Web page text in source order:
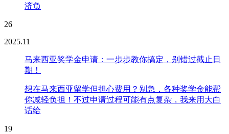
济负
26
2025.11
马来西亚奖学金申请：一步步教你搞定，别错过截止日
期！
想在马来西亚留学但担心费用？别急，各种奖学金能帮
你减轻负担！不过申请过程可能有点复杂，我来用大白
话给
19